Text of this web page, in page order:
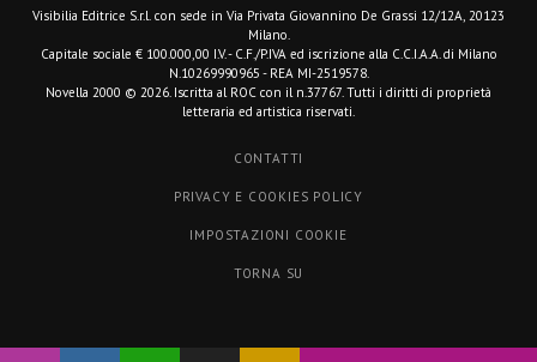
Visibilia Editrice S.r.l. con sede in Via Privata Giovannino De Grassi 12/12A, 20123
Milano.
Capitale sociale € 100.000,00 I.V. - C.F./P.IVA ed iscrizione alla C.C.I.A.A. di Milano
N.10269990965 - REA MI-2519578.
Novella 2000 © 2026. Iscritta al ROC con il n.37767. Tutti i diritti di proprietà
letteraria ed artistica riservati.
CONTATTI
PRIVACY E COOKIES POLICY
IMPOSTAZIONI COOKIE
TORNA SU